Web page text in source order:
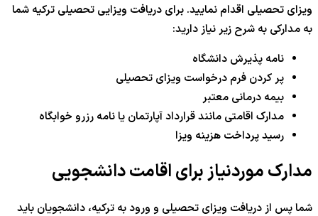
ویزای تحصیلی اقدام نمایید. برای دریافت ویزایی تحصیلی ترکیه شما
به مدارکی به شرح زیر نیاز دارید:
نامه پذیرش دانشگاه
پر کردن فرم درخواست ویزای تحصیلی
بیمه درمانی معتبر
مدارک اقامتی مانند قرارداد آپارتمان یا نامه رزرو خوابگاه
رسید پرداخت هزینه ویزا
مدارک موردنیاز برای اقامت دانشجویی
شما پس از دریافت ویزای تحصیلی و ورود به ترکیه، دانشجویان باید